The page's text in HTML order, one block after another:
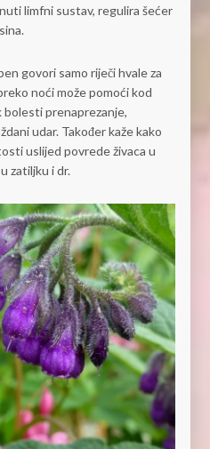
limfni sustav, regulira šećer
govori samo riječi hvale za
noći može pomoći kod
bolesti prenaprezanje,
udar. Također kaže kako
uslijed povrede živaca u
zatiljku i dr.